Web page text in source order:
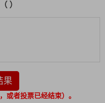
）
果
或者投票已经结束）。